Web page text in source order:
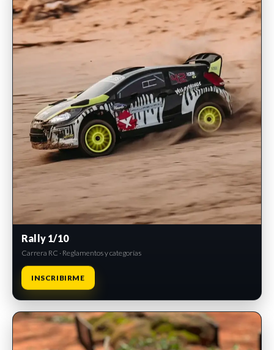
Rally 1/10
Carrera RC · Reglamentos y categorías
INSCRIBIRME
INSCRIPCIONES ABIERTAS